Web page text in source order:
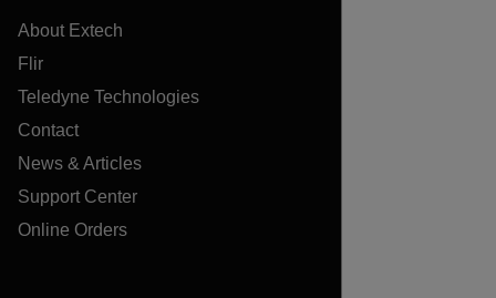
About Extech
Flir
Teledyne Technologies
Contact
News & Articles
Support Center
Online Orders